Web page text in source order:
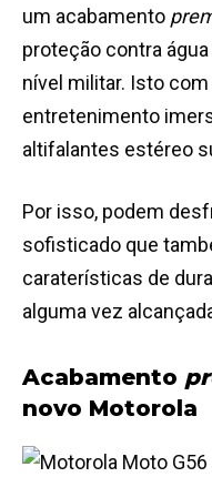
um acabamento
proteção contra
nível militar. Isto
entretenimento
altifalantes estéreo
Por isso, podem
sofisticado que
caraterísticas de
alguma vez
Acabamento
novo Motorola